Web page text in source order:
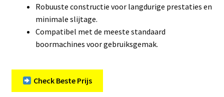
Robuuste constructie voor langdurige prestaties en
minimale slijtage.
Compatibel met de meeste standaard
boormachines voor gebruiksgemak.
Check Beste Prijs